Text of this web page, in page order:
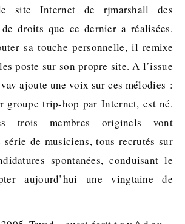
site Internet de rjmarshall des
droits que ce dernier a réalisées.
sa touche personnelle, il remixe
poste sur son propre site. A l’issue
ajoute une voix sur ces mélodies :
groupe trip-hop par Internet, est né.
trois membres originels vont
série de musiciens, tous recrutés sur
spontanées, conduisant le
aujourd’hui une vingtaine de